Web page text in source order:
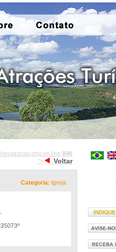
on line 846
">
Voltar
Categoria: Igreja